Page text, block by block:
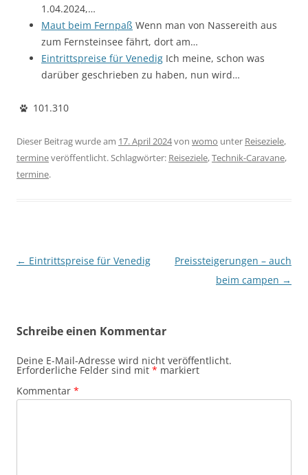
1.04.2024,…
Maut beim Fernpaß Wenn man von Nassereith aus
zum Fernsteinsee fährt, dort am…
Eintrittspreise für Venedig Ich meine, schon was
darüber geschrieben zu haben, nun wird…
101.310
Dieser Beitrag wurde am 17. April 2024von womo unter Reiseziele,
termineveröffentlicht. Schlagwörter: Reiseziele,Technik-Caravane,
termine.
Beitragsnavigation
← Eintrittspreise für Venedig
Preissteigerungen – auch
beim campen →
Schreibe einen Kommentar
Deine E-Mail-Adresse wird nicht veröffentlicht.
Erforderliche Felder sind mit * markiert
Kommentar *